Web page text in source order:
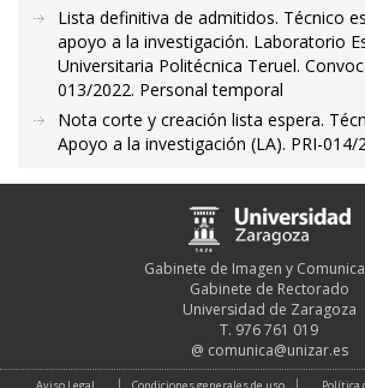
Lista definitiva de admitidos. Técnico
apoyo a la investigación. Laboratorio
Universitaria Politécnica Teruel.
013/2022. Personal temporal
Nota corte y creación lista espera.
Apoyo a la investigación (LA). PRI-014/
Gabinete de Imagen y
Gabinete de Rectorado
Universidad de Zaragoza
T. 976 761 019
@ comunica@unizar.es